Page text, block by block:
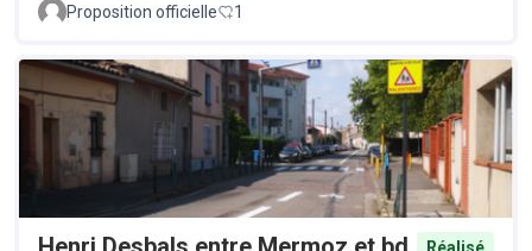
Proposition officielle 1
Réalisé